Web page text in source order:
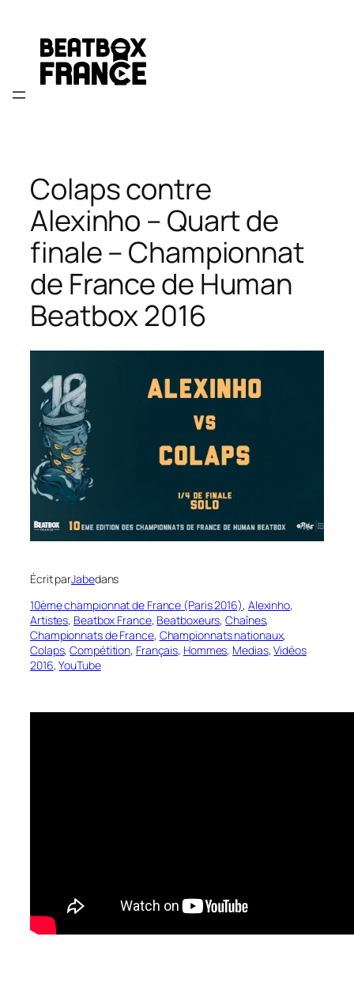
contenu
Colaps contre
Alexinho – Quart de
finale – Championnat
de France de Human
Beatbox 2016
Écrit parJabedans
10ème championnat de France (Paris 2016), Alexinho
Artistes, Beatbox France, Beatboxeurs, Chaînes
Championnats de France, Championnats nationaux
Colaps, Compétition, Français, Hommes, Medias, Vidéos
2016, YouTube